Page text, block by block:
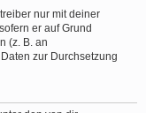
nur mit deiner
er auf Grund
(z. B. an
zur Durchsetzung